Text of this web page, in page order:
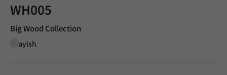
WH005
Big Wood Collection
Grayish